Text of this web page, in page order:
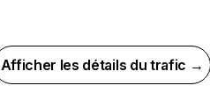
Afficher les détails du trafic →